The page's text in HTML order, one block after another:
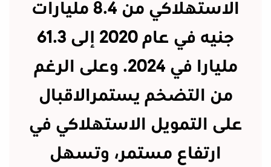
الاستهلاكي من 8.4 مليارات
جنيه في عام 2020 إلى 61.3
مليارا في 2024. وعلى الرغم
من التضخم يستمرالاقبال
على التمويل الاستهلاكي في
ارتفاع مستمر، وتسهل